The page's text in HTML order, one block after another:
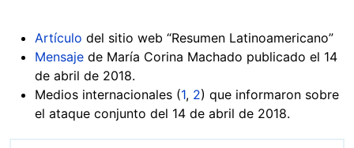
Artículo del sitio web “Resumen Latinoamericano”
Mensaje de María Corina Machado publicado el 14
de abril de 2018.
Medios internacionales (1, 2) que informaron sobre
el ataque conjunto del 14 de abril de 2018.